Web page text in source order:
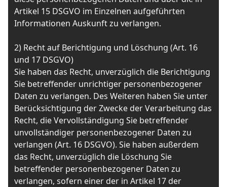
Artikel 15 DSGVO im Einzelnen aufgeführten
Informationen Auskunft zu verlangen.
2) Recht auf Berichtigung und Löschung (Art. 16
und 17 DSGVO)
Sie haben das Recht, unverzüglich die Berichtigung
Sie betreffender unrichtiger personenbezogener
Daten zu verlangen. Des Weiteren haben Sie unter
Berücksichtigung der Zwecke der Verarbeitung das
Recht, die Vervollständigung Sie betreffender
unvollständiger personenbezogener Daten zu
verlangen (Art. 16 DSGVO). Sie haben außerdem
das Recht, unverzüglich die Löschung Sie
betreffender personenbezogener Daten zu
verlangen, sofern einer der in Artikel 17 der